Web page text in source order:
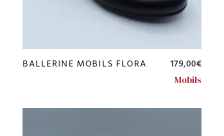
BALLERINE MOBILS FLORA 179,00€
Mobils